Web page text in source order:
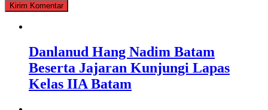
Danlanud Hang Nadim Batam
Beserta Jajaran Kunjungi Lapas
Kelas IIA Batam